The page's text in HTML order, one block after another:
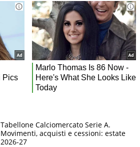
Tabellone Calciomercato Serie A.
Movimenti, acquisti e cessioni: estate
2026-27